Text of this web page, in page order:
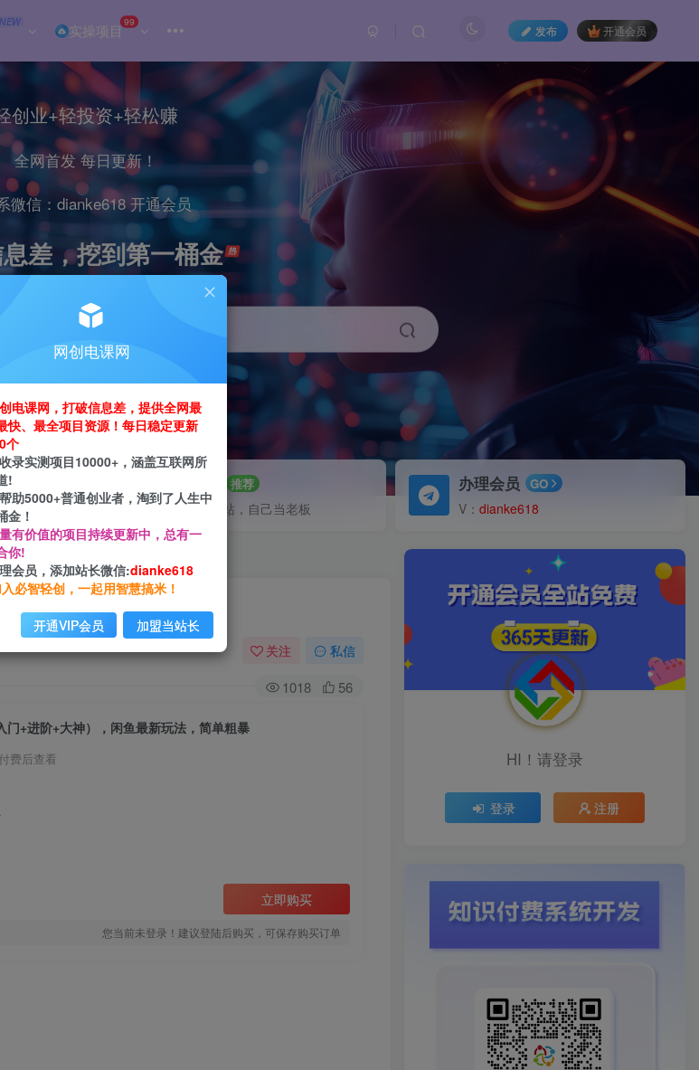
NEW 实操项目99
发布 开通会员
创业+轻投资+轻松赚
全网首发 每日更新！
微信：dianke618 开通会员
差，挖到第一桶金
抖音 小红书 直播 剪辑 电商
。
推荐
搭建同款网站，自己当老板
办理会员 GO
V： dianke618
简单粗暴
关注 私信
1018 56
门+进阶+大神），闲鱼最新玩法，简单粗暴
费后查看
立即购买
您当前未登录！建议登陆后购买，可保存购买订单
HI！请登录
登录 注册
网创电课网
电课网，打破信息差，提供全网最
快、最全项目资源！每日稳定更新
个
录实测项目10000+，涵盖互联网所
!
助5000+普通创业者，淘到了人生中
金！
有价值的项目持续更新中，总有一
你!
会员，添加站长微信:dianke618
必智轻创，一起用智慧搞米！
开通VIP会员 加盟当站长